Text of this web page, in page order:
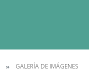
GALERÍA DE IMÁGENES